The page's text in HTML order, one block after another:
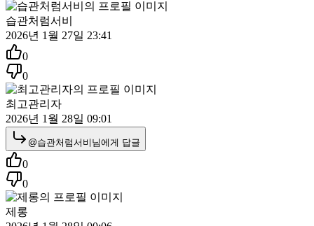
습관처럼서비
2026년 1월 27일 23:41
0
0
최고관리자
2026년 1월 28일 09:01
@습관처럼서비 님에게 답글
0
0
제롱